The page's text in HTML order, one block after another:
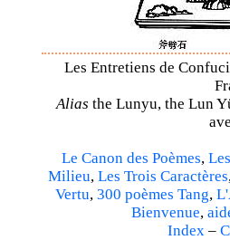
Les Entretiens de
Alias the Lunyu, the Lun
Le Canon des Poèmes,
Milieu, Les Trois Caractères
Vertu, 300 poèmes Tang,
Bienvenue,
Index–